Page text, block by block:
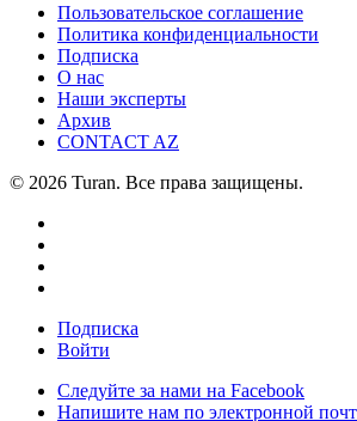
Пользовательское соглашение
Политика конфиденциальности
Подписка
О нас
Наши эксперты
Архив
CONTACT AZ
© 2026 Turan. Все права защищены.
Подписка
Войти
Следуйте за нами на Facebook
Напишите нам по электронной